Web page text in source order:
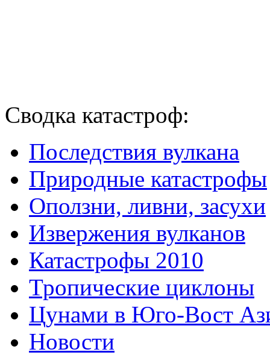
Сводка катастроф:
Последствия вулкана
Природные катастрофы
Оползни, ливни, засухи
Извержения вулканов
Катастрофы 2010
Тропические циклоны
Цунами в Юго-Вост
Новости